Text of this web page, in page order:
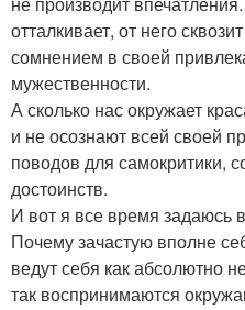
отталкивает, от него
сомнением в своей
мужественности.
А сколько нас окружает
и не осознают всей своей
поводов для самокритики,
достоинств.
И вот я все время задаюсь
Почему зачастую вполне
ведут себя как абсолютно
так воспринимаются